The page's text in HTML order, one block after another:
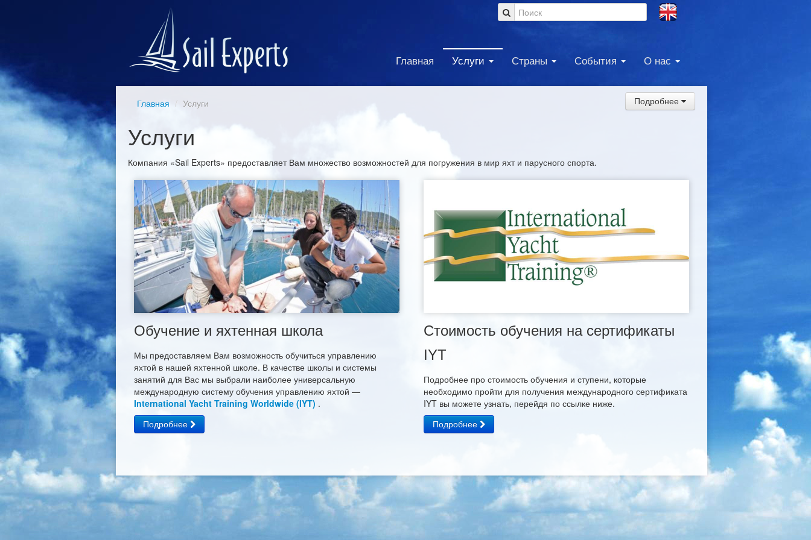
Главная Услуги Страны События О нас
Главная / Услуги Подробнее
Услуги
Компания «Sail Experts» предоставляет Вам множество возможностей для погружения в мир яхт и парусного спорта.
Обучение и яхтенная школа
Мы предоставляем Вам возможность обучиться управлению
яхтой в нашей яхтенной школе. В качестве школы и системы
занятий для Вас мы выбрали наиболее универсальную
международную систему обучения управлению яхтой —
International Yacht Training Worldwide (IYT) .
Подробнее
Стоимость обучения на сертификаты
IYT
Подробнее про стоимость обучения и ступени, которые
необходимо пройти для получения международного сертификата
IYT вы можете узнать, перейдя по ссылке ниже.
Подробнее